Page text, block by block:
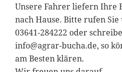
Unsere Fahrer liefern Ihre
nach Hause. Bitte rufen
03641-284222 oder
info@agrar-bucha.de, so
am Besten klären.